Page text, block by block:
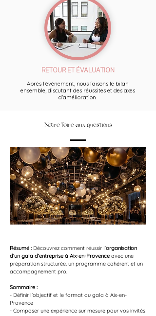
RETOUR ET ÉVALUATION
Après l’événement, nous faisons le bilan
ensemble, discutant des réussites et des axes
d’amélioration.
Notre foire aux questions
Résumé : Découvrez comment réussir l’organisation
d’un gala d’entreprise à Aix-en-Provence avec une
préparation structurée, un programme cohérent et un
accompagnement pro.
Sommaire :
- Définir l’objectif et le format du gala à Aix-en-
Provence
- Composer une expérience sur mesure pour vos invités